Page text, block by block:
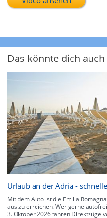
Das könnte dich
Urlaub an der Adria -
Mit dem Auto ist die Emilia
aus zu erreichen. Wer gerne
3. Oktober 2026 fahren Direktzüge